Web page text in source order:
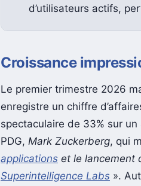
d’utilisateurs actifs,
Croissance
Le premier trimestre 2026
enregistre un chiffre
spectaculaire de 33% sur
PDG, Mark Zuckerberg, qui
applications et le lancement
Superintelligence Labs ».